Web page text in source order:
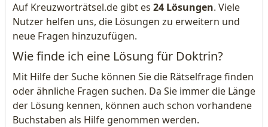
Auf Kreuzworträtsel.de gibt es 24 Lösungen. Viele
Nutzer helfen uns, die Lösungen zu erweitern und
neue Fragen hinzuzufügen.
Wie finde ich eine Lösung für Doktrin?
Mit Hilfe der Suche können Sie die Rätselfrage finden
oder ähnliche Fragen suchen. Da Sie immer die Länge
der Lösung kennen, können auch schon vorhandene
Buchstaben als Hilfe genommen werden.